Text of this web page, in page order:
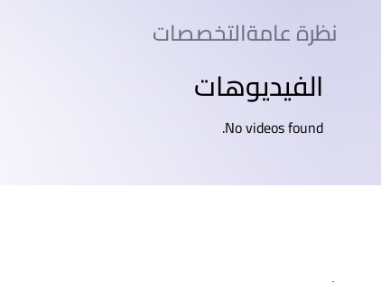
نظرة عامةالتخصصات
الفيديوهات
No videos found.